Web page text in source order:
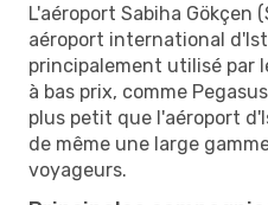
L'aéroport Sabiha Gökçen
aéroport international
principalement utilisé par
à bas prix, comme
plus petit que l'aéroport
de même une large
voyageurs.